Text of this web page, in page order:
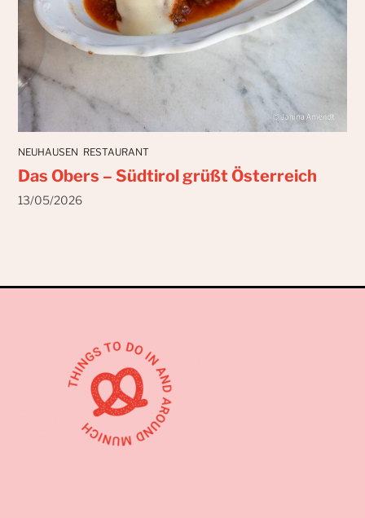
NEUHAUSEN RESTAURANT
Das Obers – Südtirol grüßt Österreich
13/05/2026